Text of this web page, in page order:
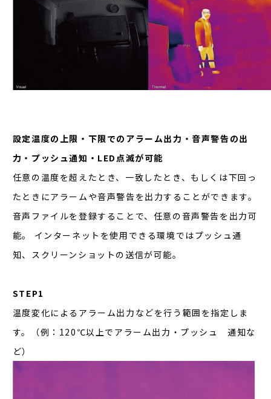
設定温度の上限・下限でのアラーム出力・音声警告の出
力・プッシュ通知・LED点滅が可能
任意の温度を超えたとき、一致したとき、もしくは下回っ
たときにアラームや音声警告を出力することができます。
音声ファイルを登録することで、任意の音声警告を出力可
能。 インターネットを使用できる環境ではプッシュ通
知、スクリーンショットの送信が可能。
STEP1
温度変化によるアラーム出力などを行う範囲を指定しま
す。（例：120℃以上でアラーム出力・プッシュ 通知な
ど）